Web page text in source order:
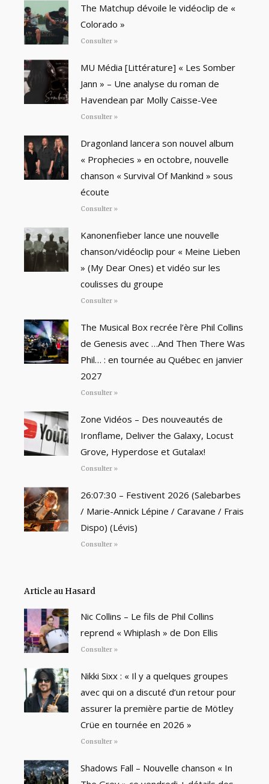
The Matchup dévoile le vidéoclip de «
Colorado »
Consulter »
MU Média [Littérature] « Les Somber
Jann » – Une analyse du roman de
Havendean par Molly Caisse-Vee
Consulter »
Dragonland lancera son nouvel album
« Prophecies » en octobre, nouvelle
chanson « Survival Of Mankind » sous
écoute
Consulter »
Kanonenfieber lance une nouvelle
chanson/vidéoclip pour « Meine Lieben
» (My Dear Ones) et vidéo sur les
coulisses du groupe
Consulter »
The Musical Box recrée l’ère Phil Collins
de Genesis avec …And Then There Was
Phil… : en tournée au Québec en janvier
2027
Consulter »
Zone Vidéos – Des nouveautés de
Ironflame, Deliver the Galaxy, Locust
Grove, Hyperdose et Gutalax!
Consulter »
26:07:30 – Festivent 2026 (Salebarbes
/ Marie-Annick Lépine / Caravane / Frais
Dispo) (Lévis)
Consulter »
Article au Hasard
Nic Collins – Le fils de Phil Collins
reprend « Whiplash » de Don Ellis
Consulter »
Nikki Sixx : « Il y a quelques groupes
avec qui on a discuté d’un retour pour
assurer la première partie de Mötley
Crüe en tournée en 2026 »
Consulter »
Shadows Fall – Nouvelle chanson « In